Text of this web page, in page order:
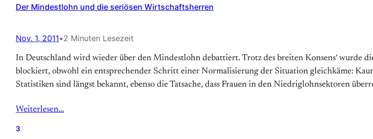
Der Mindestlohn und die seriösen Wirtschaftsherren
Nov. 1, 2011•2 Minuten Lesezeit
In Deutschland wird wieder über den Mindestlohn debattiert. Trotz des breiten Konsens‘ wurde
blockiert, obwohl ein entsprechender Schritt einer Normalisierung der Situation gleichkäme:
Statistiken sind längst bekannt, ebenso die Tatsache, dass Frauen in den Niedriglohnsektoren
Weiterlesen…
3